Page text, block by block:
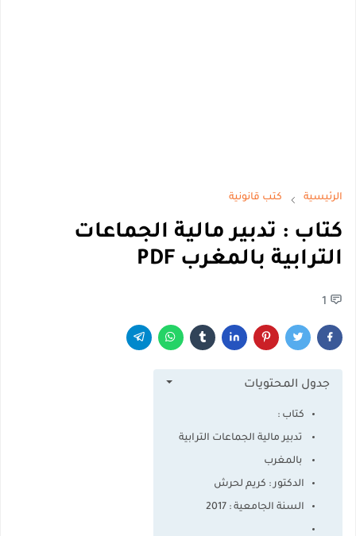
الرئيسية كتب قانونية
كتاب : تدبير مالية الجماعات
الترابية بالمغرب PDF
1
جدول المحتويات
كتاب :
تدبير مالية الجماعات الترابية
بالمغرب
الدكتور : كريم لحرش
السنة الجامعية : 2017